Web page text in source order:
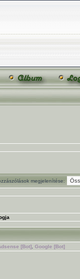
megjelenítése:
[Bot] Google [Bot]